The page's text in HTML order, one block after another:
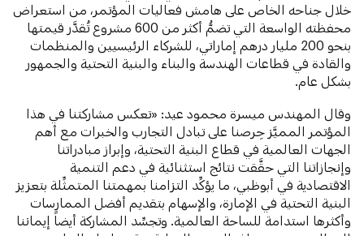
خلال جناحه الخاص على هامش فعاليات المؤتمر، من استعراض
محفظته الواسعة التي تضمُّ أكثر من 600 مشروع تُقدَّر قيمتها
بنحو 200 مليار درهم إماراتي، للشركاء الرئيسيين والمنظمات
والقادة في قطاعات الهندسة والبناء والبنية التحتية والجمهور
بشكل عام.
وقال المهندس ميسرة محمود عيد: «تعكس مشاركتنا في هذا
المؤتمر المميَّز حِرصنا على تبادل التجارب والخبرات مع أهم
الجهات العالمية في قطاع البنية التحتية، وإبراز مبادراتنا
وإنجازاتنا التي حقَّقت نتائج استثنائية في دعم التنمية
الاقتصادية في أبوظبي، ما يؤكِّد التزامنا بمهمتنا المتمثِّلة بتعزيز
البنية التحتية في الإمارة، والإسهام بتقديم أفضل الممارسات
وأكثرها استدامة للساحة العالمية. وتجسِّد المشاركة أيضاً إيماننا